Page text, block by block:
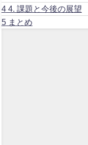
44. 課題と今後の展望
5まとめ